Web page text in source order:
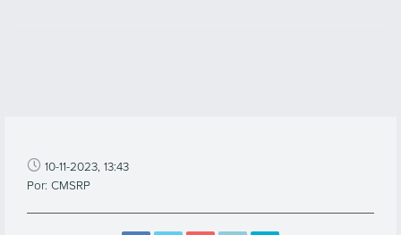
10-11-2023, 13:43
Por: CMSRP